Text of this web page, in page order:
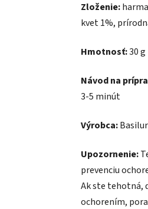
Zloženie:
kvet 1%,
Hmotnosť:30 g
Návod na
3-5 minút
Výrobca:
Upozornenie:
prevenciu
Ak ste tehotná,
ochorením,